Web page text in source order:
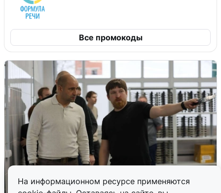
На информационном ресурсе применяются
Все промокоды